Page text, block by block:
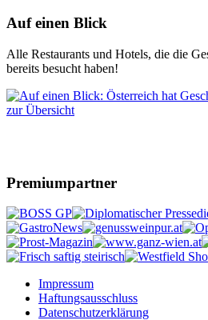
Auf einen Blick
Alle Restaurants und Hotels, die die
bereits besucht haben!
zur Übersicht
Premiumpartner
Impressum
Haftungsausschluss
Datenschutzerklärung